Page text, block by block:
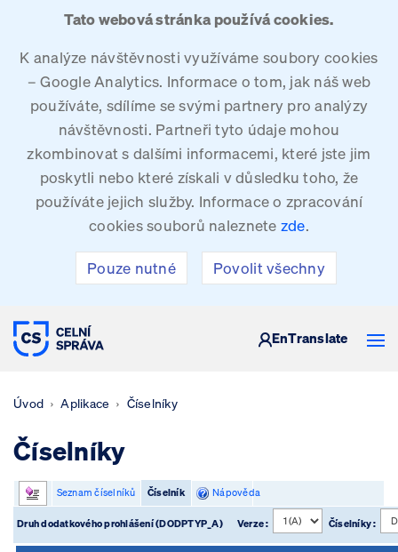
Tato webová stránka používá cookies.
K analýze návštěvnosti využíváme soubory cookies
– Google Analytics. Informace o tom, jak náš web
používáte, sdílíme se svými partnery pro analýzy
návštěvnosti. Partneři tyto údaje mohou
zkombinovat s dalšími informacemi, které jste jim
poskytli nebo které získali v důsledku toho, že
používáte jejich služby. Informace o zpracování
cookies souborů naleznete zde.
Pouze nutné Povolit všechny
CELNÍ SPRÁVA ČESKÉ REPUBLIKY
EnTranslate
Úvod Aplikace Číselníky
Číselníky
Seznam číselníků Číselník Nápověda
Druh dodatkového prohlášení (DODPTYP_A) Verze : Číselníky :